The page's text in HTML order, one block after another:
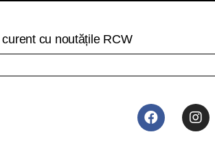
cu noutățile RCW